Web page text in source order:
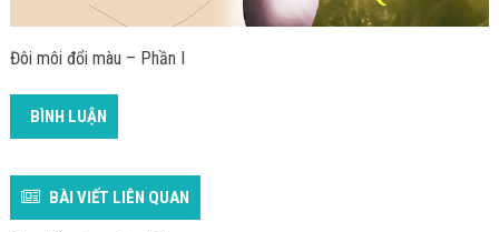
Đôi môi đổi màu – Phần I
BÌNH LUẬN
BÀI VIẾT LIÊN QUAN